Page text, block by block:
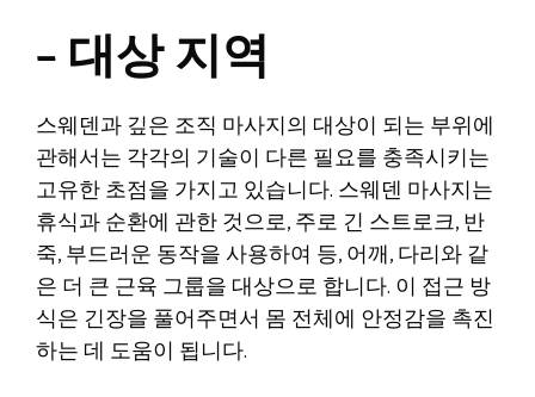
– 대상 지역
스웨덴과 깊은 조직 마사지의 대상이 되는 부위에
관해서는 각각의 기술이 다른 필요를 충족시키는
고유한 초점을 가지고 있습니다. 스웨덴 마사지는
휴식과 순환에 관한 것으로, 주로 긴 스트로크, 반
죽, 부드러운 동작을 사용하여 등, 어깨, 다리와 같
은 더 큰 근육 그룹을 대상으로 합니다. 이 접근 방
식은 긴장을 풀어주면서 몸 전체에 안정감을 촉진
하는 데 도움이 됩니다.